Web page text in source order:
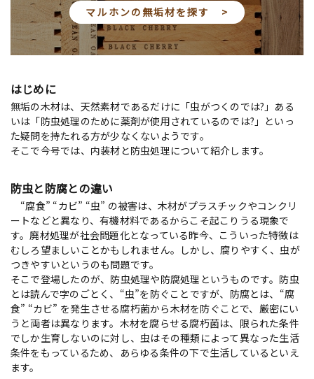
マルホンの無垢材を探す >
はじめに
無垢の木材は、天然素材であるだけに「虫がつくのでは?」ある
いは「防虫処理のために薬剤が使用されているのでは?」といっ
た疑問を持たれる方が少なくないようです。
そこで今号では、内装材と防虫処理について紹介します。
防虫と防腐との違い
“腐食” “カビ” “虫” の被害は、木材がプラスチックやコンクリ
ートなどと異なり、有機材料であるからこそ起こりうる現象で
す。廃材処理が社会問題化となっている昨今、こういった特徴は
むしろ望ましいことかもしれません。しかし、腐りやすく、虫が
つきやすいというのも問題です。
そこで登場したのが、防虫処理や防腐処理というものです。防虫
とは読んで字のごとく、“虫”を防ぐことですが、防腐とは、“腐
食” “カビ” を発生させる腐朽菌から木材を防ぐことで、厳密にい
うと両者は異なります。木材を腐らせる腐朽菌は、限られた条件
でしか生育しないのに対し、虫はその種類によって異なった生活
条件をもっているため、あらゆる条件の下で生活しているといえ
ます。